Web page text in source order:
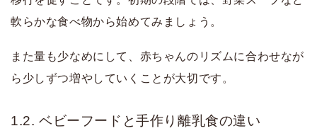
軟らかな食べ物から始めてみましょう。
また量も少なめにして、赤ちゃんのリズムに合わせなが
ら少しずつ増やしていくことが大切です。
1.2. ベビーフードと手作り離乳食の違い